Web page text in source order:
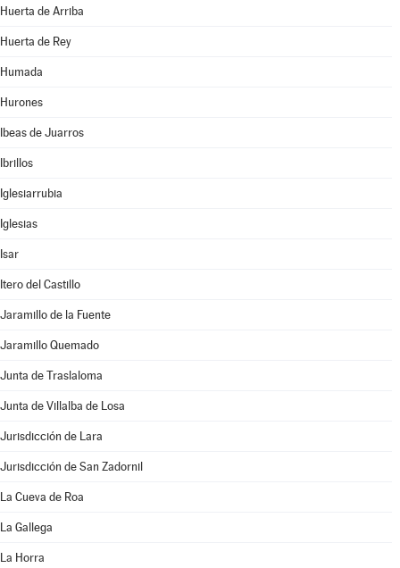
Huerta de Arriba
Huerta de Rey
Humada
Hurones
Ibeas de Juarros
Ibrillos
Iglesiarrubia
Iglesias
Isar
Itero del Castillo
Jaramillo de la Fuente
Jaramillo Quemado
Junta de Traslaloma
Junta de Villalba de Losa
Jurisdicción de Lara
Jurisdicción de San Zadornil
La Cueva de Roa
La Gallega
La Horra